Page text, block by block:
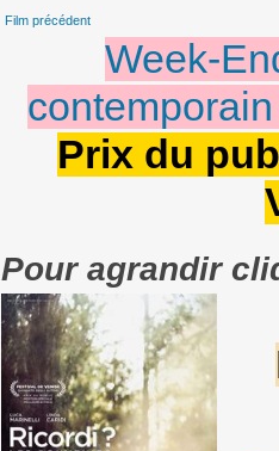
Film précédent
Week-
Prix du
Pour agrandir